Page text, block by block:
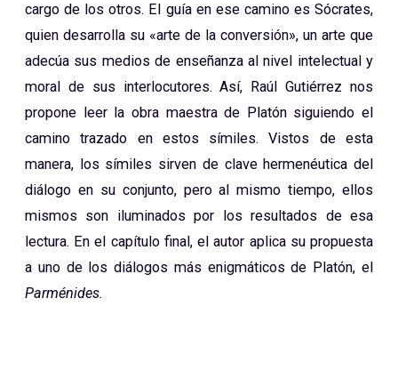
cargo de los otros. El guía en ese camino es Sócrates,
quien desarrolla su «arte de la conversión», un arte que
adecúa sus medios de enseñanza al nivel intelectual y
moral de sus interlocutores. Así, Raúl Gutiérrez nos
propone leer la obra maestra de Platón siguiendo el
camino trazado en estos símiles. Vistos de esta
manera, los símiles sirven de clave hermenéutica del
diálogo en su conjunto, pero al mismo tiempo, ellos
mismos son iluminados por los resultados de esa
lectura. En el capítulo final, el autor aplica su propuesta
a uno de los diálogos más enigmáticos de Platón, el
Parménides.